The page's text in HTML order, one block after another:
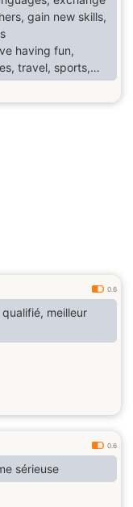
aussi découvrir la
gain new skills,
having fun,
travel, sports,
at repairing
things,
0.6
meilleur
0.6
sérieuse